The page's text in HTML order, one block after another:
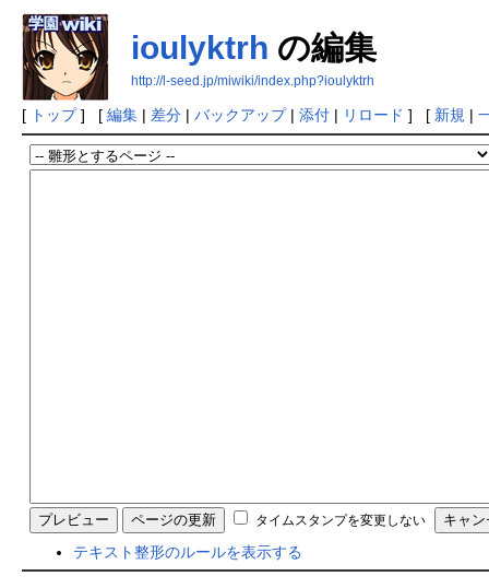
ioulyktrh の編集
http://l-seed.jp/miwiki/index.php?ioulyktrh
[ トップ] [ 編集| 差分| バックアップ| 添付| リロード ] [ 新規 |
タイムスタンプを変更しない
テキスト整形のルールを表示する